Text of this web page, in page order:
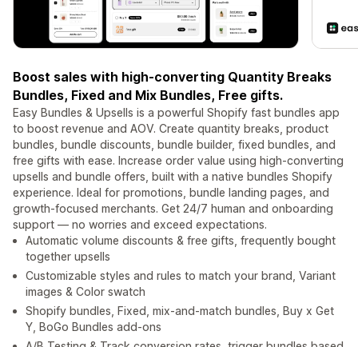
Boost sales with high-converting Quantity Breaks
Bundles, Fixed and Mix Bundles, Free gifts.
Easy Bundles & Upsells is a powerful Shopify fast bundles app
to boost revenue and AOV. Create quantity breaks, product
bundles, bundle discounts, bundle builder, fixed bundles, and
free gifts with ease. Increase order value using high-converting
upsells and bundle offers, built with a native bundles Shopify
experience. Ideal for promotions, bundle landing pages, and
growth-focused merchants. Get 24/7 human and onboarding
support — no worries and exceed expectations.
Automatic volume discounts & free gifts, frequently bought
together upsells
Customizable styles and rules to match your brand, Variant
images & Color swatch
Shopify bundles, Fixed, mix-and-match bundles, Buy x Get
Y, BoGo Bundles add-ons